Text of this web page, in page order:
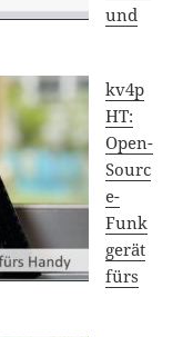
und
kv4p
HT:
Open-
Sourc
e-
Funk
gerät
fürs